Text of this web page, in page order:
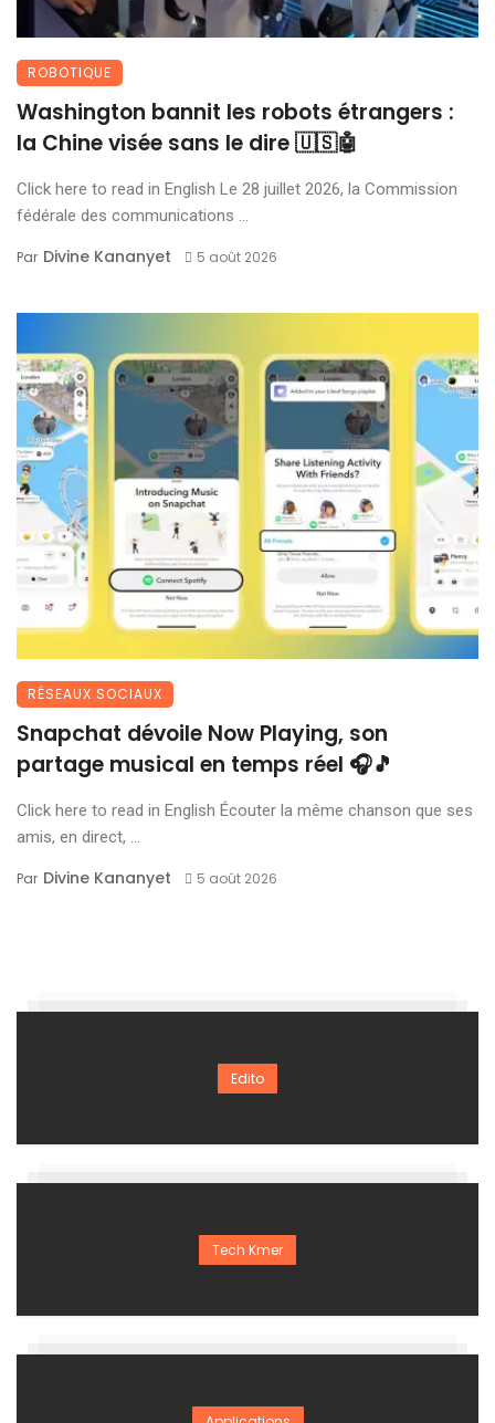
ROBOTIQUE
Washington bannit les robots étrangers :
la Chine visée sans le dire 🇺🇸🤖
Click here to read in English Le 28 juillet 2026, la Commission
fédérale des communications ...
Par Divine Kananyet 5 août 2026
RÉSEAUX SOCIAUX
Snapchat dévoile Now Playing, son
partage musical en temps réel 🎧🎵
Click here to read in English Écouter la même chanson que ses
amis, en direct, ...
Par Divine Kananyet 5 août 2026
Edito
Tech Kmer